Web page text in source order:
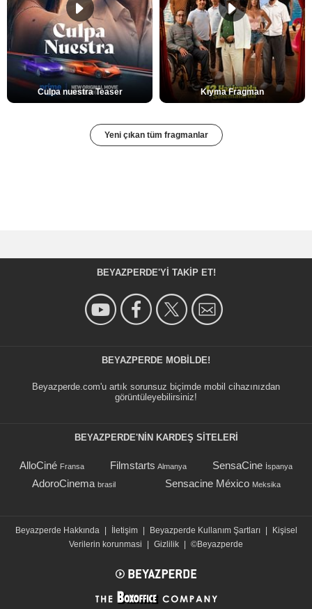
Culpa nuestra Teaser Kıyma Fragman
Yeni çıkan tüm fragmanlar
BEYAZPERDE'YI TAKIP ET!
BEYAZPERDE MOBILDE!
Beyazperde.com'u artık sorunsuz biçimde mobil cihazınızdan
görüntüleyebilirsiniz!
BEYAZPERDE'NIN KARDEŞ SİTELERİ
AlloCiné Fransa Filmstarts Almanya SensaCine İspanya
AdoroCinema brasil Sensacine México Meksika
Beyazperde Hakkında İletişim Beyazperde Kullanım Şartları
Kişisel
Verilerin korunmasi
Gizlilik ©Beyazperde